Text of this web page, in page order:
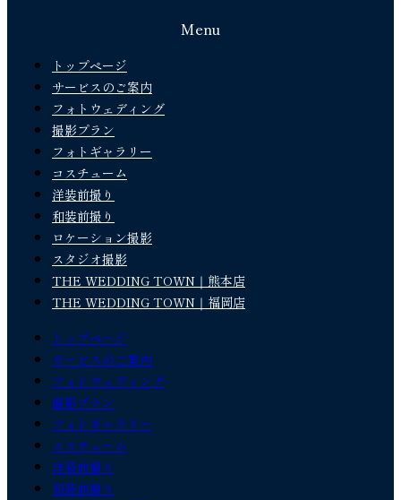
Menu
トップページ
サービスのご案内
フォトウェディング
撮影プラン
フォトギャラリー
コスチューム
洋装前撮り
和装前撮り
ロケーション撮影
スタジオ撮影
THE WEDDING TOWN｜熊本店
THE WEDDING TOWN｜福岡店
トップページ
サービスのご案内
フォトウェディング
撮影プラン
フォトギャラリー
コスチューム
洋装前撮り
和装前撮り